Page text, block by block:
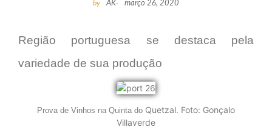
by AK- março 26, 2020
Região portuguesa se destaca pela
variedade de sua produção
Prova de Vinhos na Quinta do Quetzal. Foto: Gonçalo
Villaverde